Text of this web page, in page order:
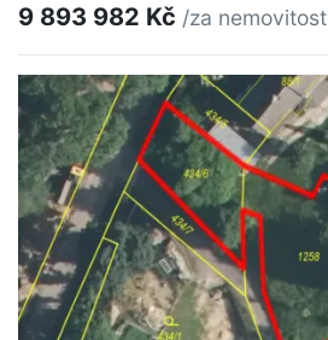
9 893 982 Kč /za nemovitost